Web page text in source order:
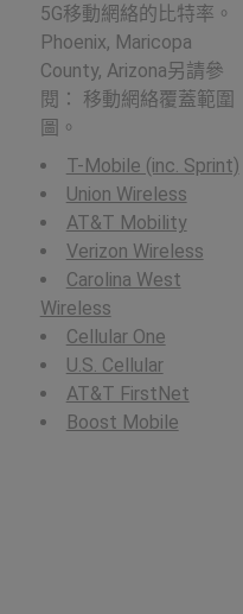
5G移動網絡的比特率。
Phoenix, Maricopa
County, Arizona另請參
閱： 移動網絡覆蓋範圍
圖。
T-Mobile (inc. Sprint)
Union Wireless
AT&T Mobility
Verizon Wireless
Carolina West
Wireless
Cellular One
U.S. Cellular
AT&T FirstNet
Boost Mobile